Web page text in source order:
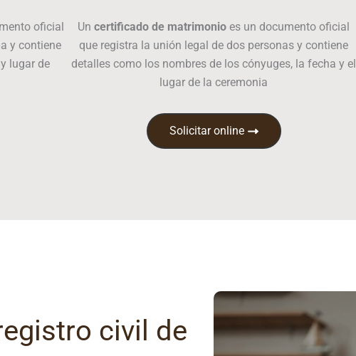
oficial
y contiene
lugar de
Un certificado de matrimonio es un documento oficial
que registra la unión legal de dos personas y contiene
detalles como los nombres de los cónyuges, la fecha y el
lugar de la ceremonia
Solicitar online
civil de